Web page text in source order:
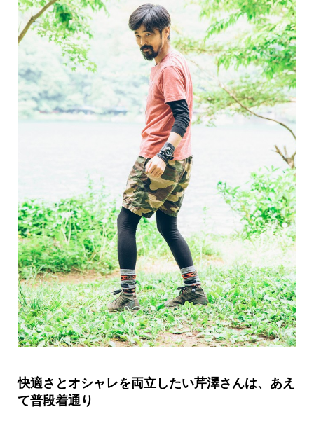
快適さとオシャレを両立したい芹澤さんは、あえ
て普段着通り